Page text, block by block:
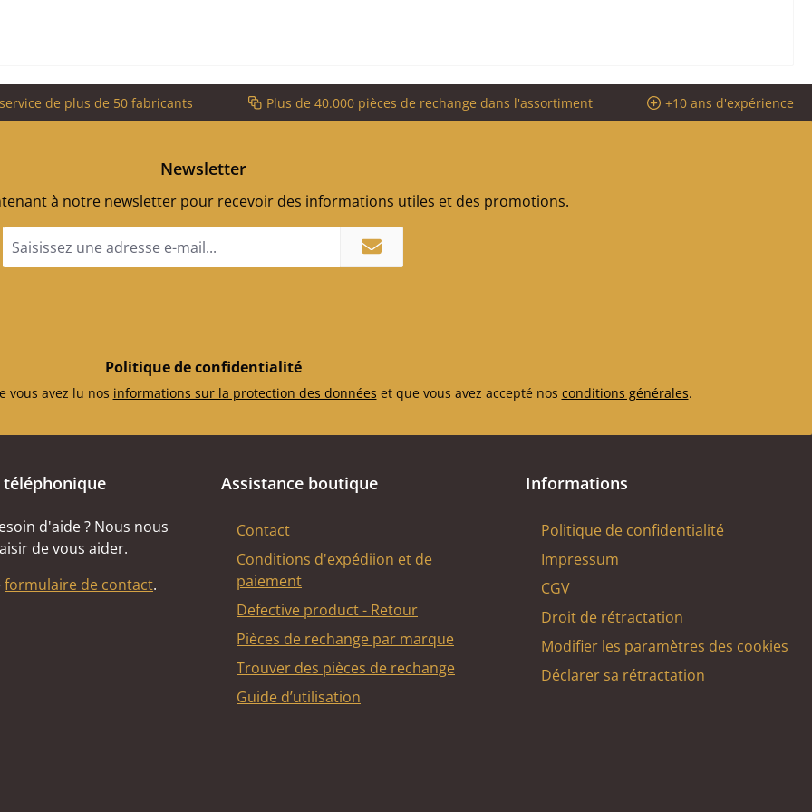
de plus de 50 fabricants Plus de 40.000 pièces de rechange dans l'assortiment +10 ans d'expérience
Newsletter
à notre newsletter pour recevoir des informations utiles et des promotions.
e-
Politique de confidentialité
vous avez lu nos informations sur la protection des données et que vous avez accepté nos conditions générales.
téléphonique
d'aide ? Nous nous
de vous aider.
formulaire de contact.
Assistance boutique
Contact
Conditions d'expédiion et de
paiement
Defective product - Retour
Pièces de rechange par marque
Trouver des pièces de rechange
Guide d’utilisation
Informations
Politique de confidentialité
Impressum
CGV
Droit de rétractation
Modifier les paramètres des cookies
Déclarer sa rétractation